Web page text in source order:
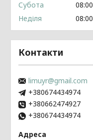
Субота
08:00
Неділя
08:00
Контакти
limuyr@gmail.com
+380674434974
+380662474927
+380674434974